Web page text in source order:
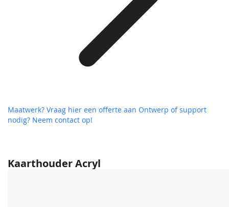
Kaarthouder Acryl
Maatwerk? Vraag hier een offerte aan Ontwerp of support
nodig? Neem contact op!